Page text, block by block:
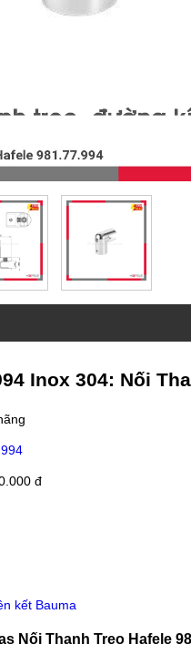
Inox 304: Nối
đ
kết Bauma
Nối Thanh Treo Hafele